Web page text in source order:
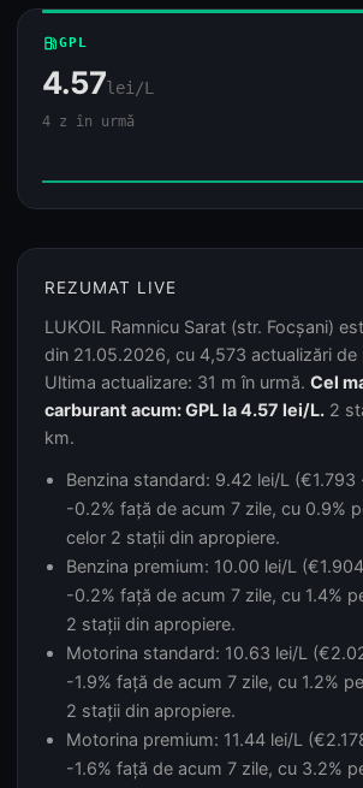
local_gas_stationGPL
4.57lei/L
4 z în urmă
REZUMAT LIVE
LUKOIL Ramnicu Sarat (str. Focșani)
din 21.05.2026, cu 4,573 actualizări de
Ultima actualizare: 31 m în urmă. Cel
carburant acum: GPL la 4.57 lei/L. 2
km.
Benzina standard: 9.42 lei/L (€1.793
-0.2% față de acum 7 zile, cu 0.9%
celor 2 stații din apropiere.
Benzina premium: 10.00 lei/L
-0.2% față de acum 7 zile, cu 1.4%
2 stații din apropiere.
Motorina standard: 10.63 lei/L
-1.9% față de acum 7 zile, cu 1.2%
2 stații din apropiere.
Motorina premium: 11.44 lei/L
-1.6% față de acum 7 zile, cu 3.2%